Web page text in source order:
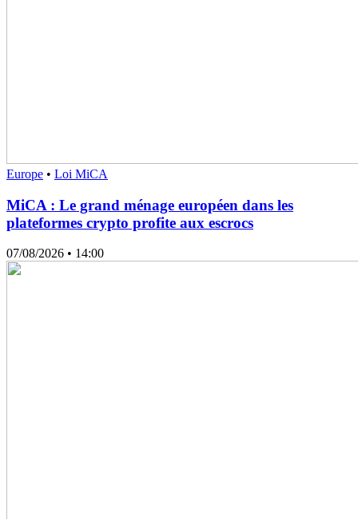
Europe • Loi MiCA
MiCA : Le grand ménage européen dans les
plateformes crypto profite aux escrocs
07/08/2026 • 14:00